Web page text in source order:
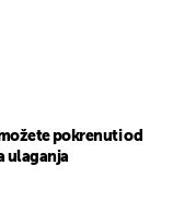
pokrenuti od
ulaganja